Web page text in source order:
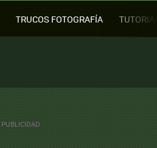
TRUCOS FOTOGRAFÍA